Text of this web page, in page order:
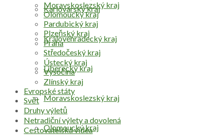
Karlovarský kraj
Královéhradecký kraj
Liberecký kraj
Moravskoslezský kraj
Olomoucký kraj
Moravskoslezský kraj
Olomoucký kraj
Pardubický kraj
Plzeňský kraj
Praha
Středočeský kraj
Ústecký kraj
Vysočina
Zlínský kraj
Evropské státy
Svět
Druhy výletů
Netradiční výlety a dovolená
Cestovatelská videa